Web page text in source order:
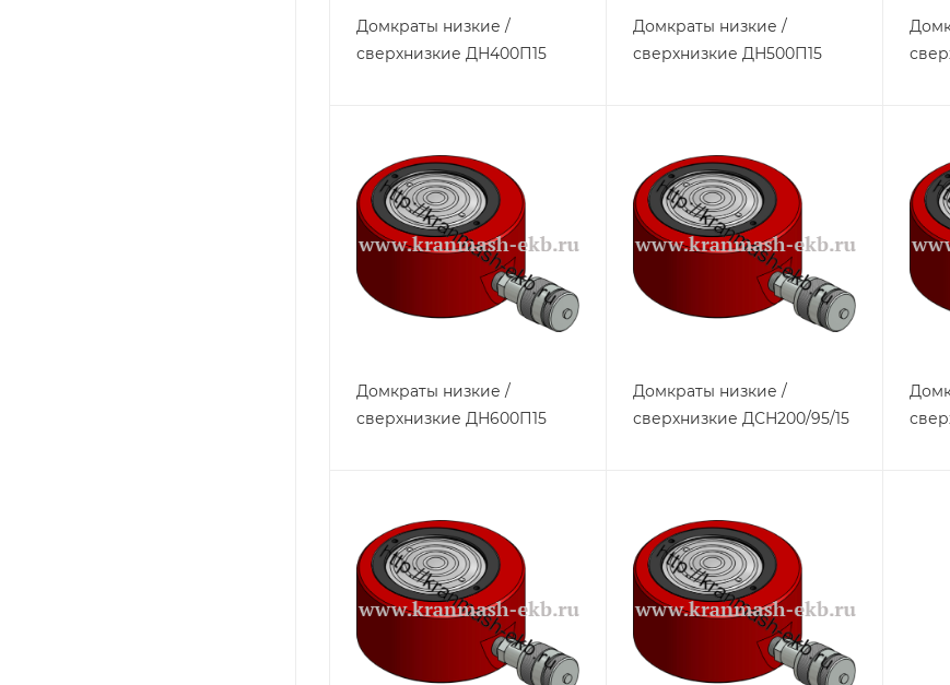
Домкраты низкие /
сверхнизкие ДН400П15
Домкраты низкие /
сверхнизкие ДН500П15
Домкраты низкие /
сверхнизкие ДН600П15
Домкраты низкие /
сверхнизкие ДСН200/95/15